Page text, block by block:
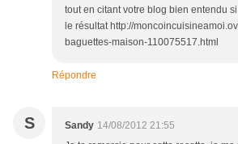
tout en citant votre blog bien entendu
le résultat http://
baguettes-maison-110075517.html
Répondre
S Sandy 14/08/2012 21:55